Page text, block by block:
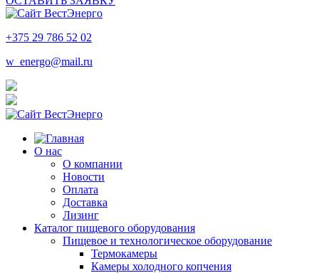
+375 29 786 52 02
w_energo@mail.ru
О нас
О компании
Новости
Оплата
Доставка
Лизинг
Каталог пищевого оборудования
Пищевое и технологическое оборудование
Термокамеры
Камеры холодного копчения